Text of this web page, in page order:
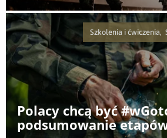
Szkolenia i ćwiczenia,
Polacy chcą być
podsumowanie